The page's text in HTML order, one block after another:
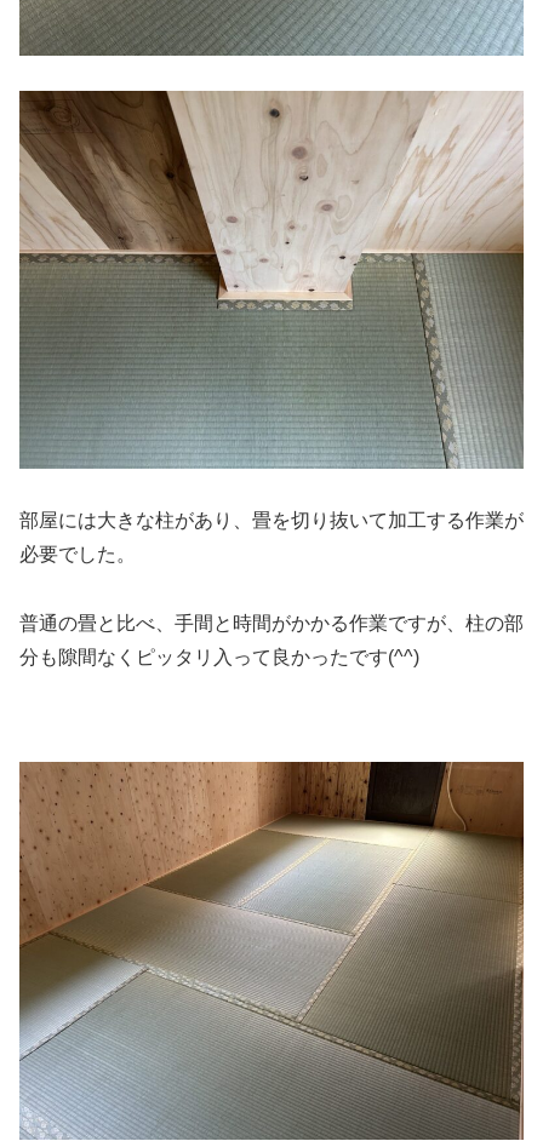
部屋には大きな柱があり、畳を切り抜いて加工する作業が
必要でした。
普通の畳と比べ、手間と時間がかかる作業ですが、柱の部
分も隙間なくピッタリ入って良かったです(^^)